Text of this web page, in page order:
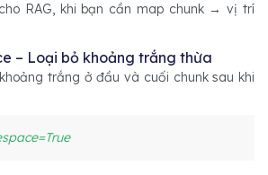
RAG, khi bạn cần map chunk → vị trí
– Loại bỏ khoảng trắng thừa
trắng ở đầu và cuối chunk sau khi